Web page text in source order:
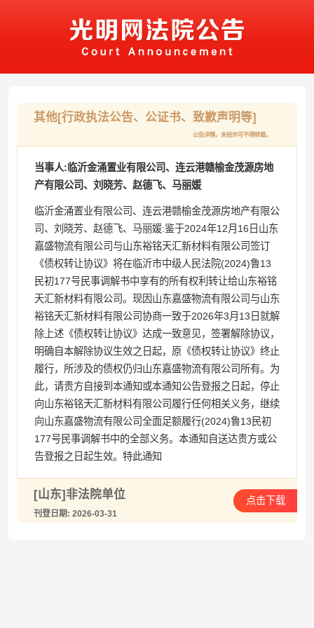
其他[行政执法公告、公证书、致歉声明等]
公告详情，未经许可不得转载。
当事人:临沂金涌置业有限公司、连云港赣榆金茂源房地
产有限公司、刘晓芳、赵德飞、马丽媛
临沂金涌置业有限公司、连云港赣榆金茂源房地产有限公
司、刘晓芳、赵德飞、马丽媛:鉴于2024年12月16日山东
嘉盛物流有限公司与山东裕铭天汇新材料有限公司签订
《债权转让协议》将在临沂市中级人民法院(2024)鲁13
民初177号民事调解书中享有的所有权利转让给山东裕铭
天汇新材料有限公司。现因山东嘉盛物流有限公司与山东
裕铭天汇新材料有限公司协商一致于2026年3月13日就解
除上述《债权转让协议》达成一致意见，签署解除协议，
明确自本解除协议生效之日起，原《债权转让协议》终止
履行，所涉及的债权仍归山东嘉盛物流有限公司所有。为
此，请贵方自接到本通知或本通知公告登报之日起，停止
向山东裕铭天汇新材料有限公司履行任何相关义务，继续
向山东嘉盛物流有限公司全面足额履行(2024)鲁13民初
177号民事调解书中的全部义务。本通知自送达贵方或公
告登报之日起生效。特此通知
[山东]非法院单位
刊登日期: 2026-03-31
点击下载